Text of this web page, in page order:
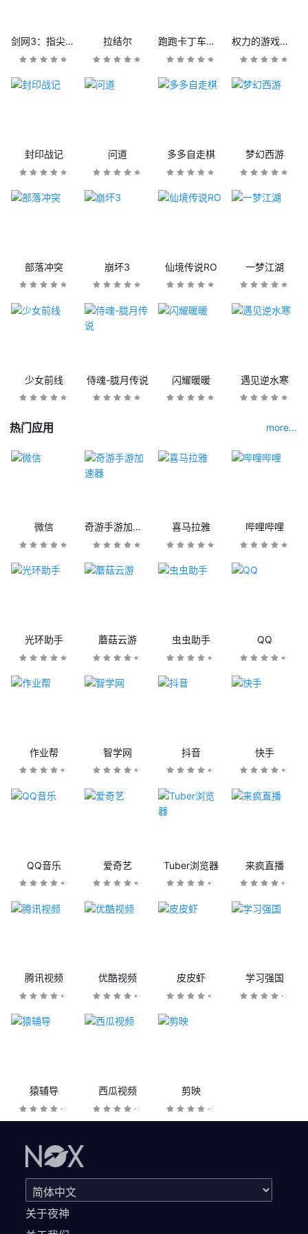
剑网3：指尖江湖 拉结尔 跑跑卡丁车官方竞速版 权力的游戏：凛冬将至
封印战记 问道 多多自走棋 梦幻西游
部落冲突 崩坏3 仙境传说RO 一梦江湖
少女前线 侍魂-胧月传说 闪耀暖暖 遇见逆水寒
热门应用 more...
微信 奇游手游加速器 喜马拉雅 哔哩哔哩
光环助手 蘑菇云游 虫虫助手 QQ
作业帮 智学网 抖音 快手
QQ音乐 爱奇艺 Tuber浏览器 来疯直播
腾讯视频 优酷视频 皮皮虾 学习强国
猿辅导 西瓜视频 剪映
关于夜神